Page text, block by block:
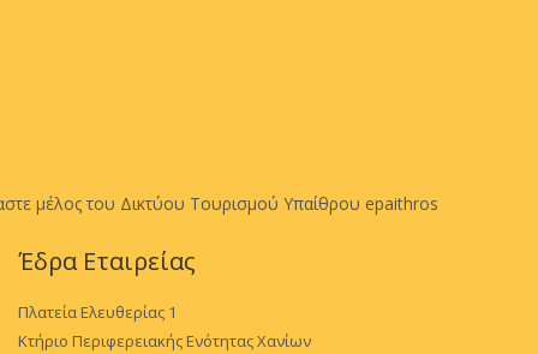
μέλος του Δικτύου Τουρισμού Υπαίθρου epaithros
Έδρα Εταιρείας
Πλατεία Ελευθερίας 1
Κτήριο Περιφερειακής Ενότητας Χανίων